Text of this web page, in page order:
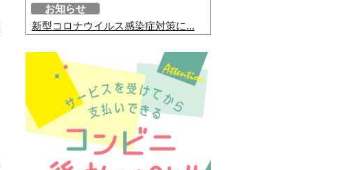
お知らせ
新型コロナウイルス感染症対策に...